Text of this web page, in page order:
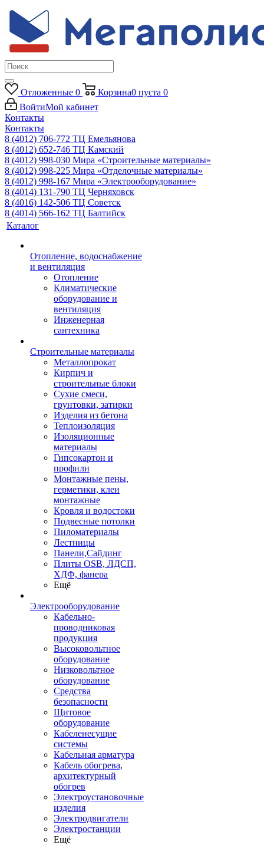
Отложенные 0 Корзина0 пуста 0
ВойтиМой кабинет
Контакты
Контакты
8 (4012) 706-772 ТЦ Емельянова
8 (4012) 652-746 ТЦ Камский
8 (4012) 998-030 Мира «Строительные материалы»
8 (4012) 998-225 Мира «Отделочные материалы»
8 (4012) 998-167 Мира «Электрооборудование»
8 (4014) 131-790 ТЦ Черняховск
8 (4016) 142-506 ТЦ Советск
8 (4014) 566-162 ТЦ Балтийск
Каталог
Отопление, водоснабжение
и вентиляция
Отопление
Климатические
оборудование и
вентиляция
Инженерная
сантехника
Строительные материалы
Металлопрокат
Кирпич и
строительные блоки
Сухие смеси,
грунтовки, затирки
Изделия из бетона
Теплоизоляция
Изоляционные
материалы
Гипсокартон и
профили
Монтажные пены,
герметики, клеи
монтажные
Кровля и водостоки
Подвесные потолки
Пиломатериалы
Лестницы
Панели,Сайдинг
Плиты OSB, ЛДСП,
ХДФ, фанера
Ещё
Электрооборудование
Кабельно-
проводниковая
продукция
Высоковольтное
оборудование
Низковольтное
оборудование
Средства
безопасности
Щитовое
оборудование
Кабеленесущие
системы
Кабельная арматура
Кабель обогрева,
архитектурный
обогрев
Электроустановочные
изделия
Электродвигатели
Электростанции
Ещё